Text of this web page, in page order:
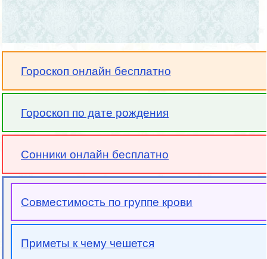
Гороскоп онлайн бесплатно
Гороскоп по дате рождения
Сонники онлайн бесплатно
Совместимость по группе крови
Приметы к чему чешется